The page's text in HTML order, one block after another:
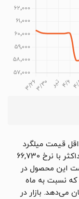
به 1405/05/16، حداقل قیمت میلگرد
16 آتیه خلیج فارس 62,000 تومان و حداکثر با نرخ 66,730
این محصول در
ثبت شد که نسبت به ماه
می‌دهد. بازار در